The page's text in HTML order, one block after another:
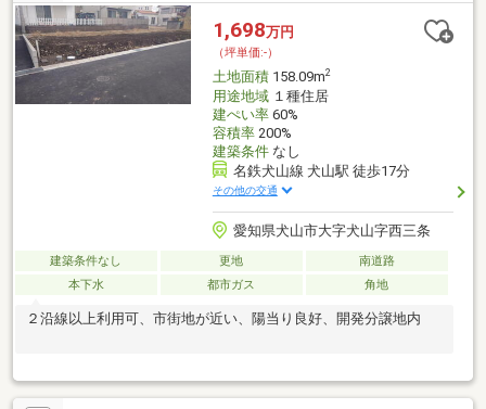
1,698万円
（坪単価:-）
土地面積158.09m2
用途地域１種住居
建ぺい率60%
容積率200%
建築条件なし
名鉄犬山線 犬山駅 徒歩17分
その他の交通
愛知県犬山市大字犬山字西三条
建築条件なし 更地
南道路
本下水
都市ガス 角地
２沿線以上利用可、市街地が近い、陽当り良好、開発分譲地内